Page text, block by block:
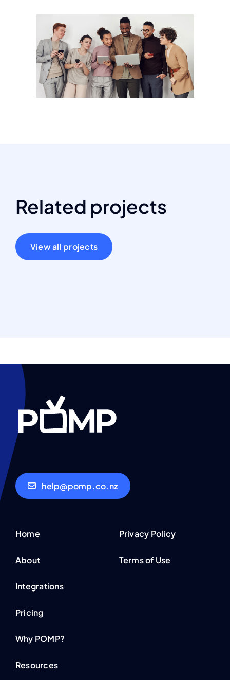
Related projects
View all projects
help@pomp.co.nz
Home
About
Integrations
Pricing
Why POMP?
Resources
Privacy Policy
Terms of Use